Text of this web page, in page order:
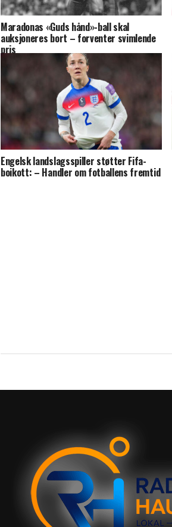
Maradonas «Guds hånd»-ball skal
auksjoneres bort – forventer svimlende
pris
Engelsk landslagsspiller støtter Fifa-
boikott: – Handler om fotballens fremtid